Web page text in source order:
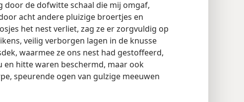
door de dofwitte schaal die mij omgaf,
acht andere pluizige broertjes en
het nest verliet, zag ze er zorgvuldig op
veilig verborgen lagen in de knusse
waarmee ze ons nest had gestoffeerd,
en hitte waren beschermd, maar ook
speurende ogen van gulzige meeuwen